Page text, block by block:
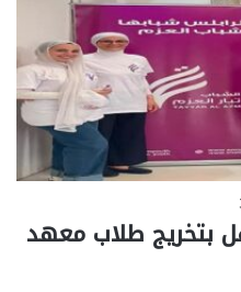
بتخريج طلاب معهد